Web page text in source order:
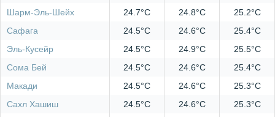
Шарм-Эль-Шейх
24.7°C 24.8°C
25.2°C
Сафага
24.5°C 24.6°C
25.4°C
Эль-Кусейр
24.5°C 24.9°C
25.5°C
Сома Бей
24.5°C 24.6°C
25.4°C
Макади
24.5°C 24.6°C
25.3°C
Сахл Хашиш
24.5°C 24.6°C
25.3°C